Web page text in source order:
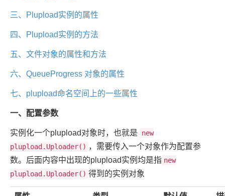
三、Plupload实例的属性
四、Plupload实例的方法
五、文件对象的属性和方法
六、QueueProgress 对象的属性
七、plupload命名空间上的一些属性
一、配置参数
实例化一个plupload对象时，也就是
new
plupload.Uploader() ，需要传入一个对象作为配置参
数。后面内容中出现的plupload实例均是指 new
plupload.Uploader() 得到的实例对象